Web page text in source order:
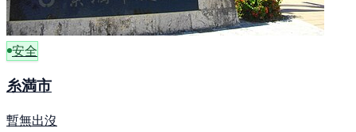
安全
糸満市
暫無出沒